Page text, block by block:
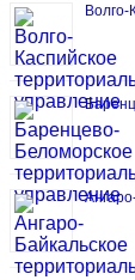
Волго-